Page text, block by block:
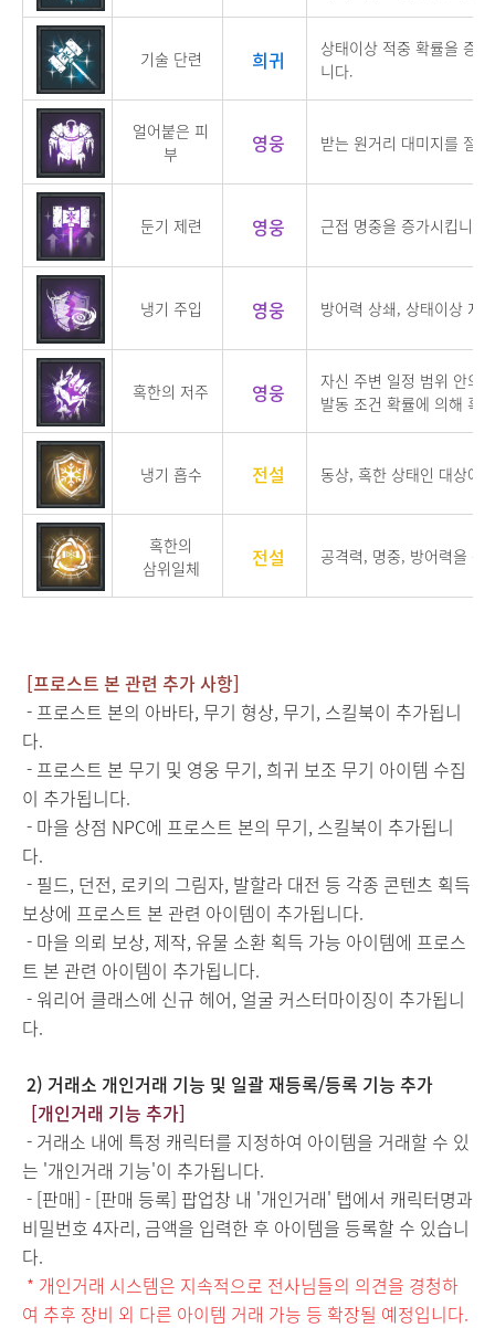
기술 단련 희귀
상태이상 적중 확률을 증
니다.
얼어붙은 피
부
영웅 받는 원거리 대미지를 절
둔기 제련 영웅 근접 명중을 증가시킵니다.
냉기 주입 영웅 방어력 상쇄, 상태이상 지
혹한의 저주 영웅
자신 주변 일정 범위 안의
발동 조건 확률에 의해 혹
냉기 흡수 전설 동상, 혹한 상태인 대상에
혹한의
삼위일체
전설 공격력, 명중, 방어력을 증
[프로스트 본 관련 추가 사항]
- 프로스트 본의 아바타, 무기 형상, 무기, 스킬북이 추가됩니
다.
- 프로스트 본 무기 및 영웅 무기, 희귀 보조 무기 아이템 수집
이 추가됩니다.
- 마을 상점 NPC에 프로스트 본의 무기, 스킬북이 추가됩니
다.
- 필드, 던전, 로키의 그림자, 발할라 대전 등 각종 콘텐츠 획득
보상에 프로스트 본 관련 아이템이 추가됩니다.
- 마을 의뢰 보상, 제작, 유물 소환 획득 가능 아이템에 프로스
트 본 관련 아이템이 추가됩니다.
- 워리어 클래스에 신규 헤어, 얼굴 커스터마이징이 추가됩니
다.
2) 거래소 개인거래 기능 및 일괄 재등록/등록 기능 추가
[개인거래 기능 추가]
- 거래소 내에 특정 캐릭터를 지정하여 아이템을 거래할 수 있
는 '개인거래 기능'이 추가됩니다.
- [판매] - [판매 등록] 팝업창 내 '개인거래' 탭에서 캐릭터명과
비밀번호 4자리, 금액을 입력한 후 아이템을 등록할 수 있습니
다.
* 개인거래 시스템은 지속적으로 전사님들의 의견을 경청하
여 추후 장비 외 다른 아이템 거래 가능 등 확장될 예정입니다.